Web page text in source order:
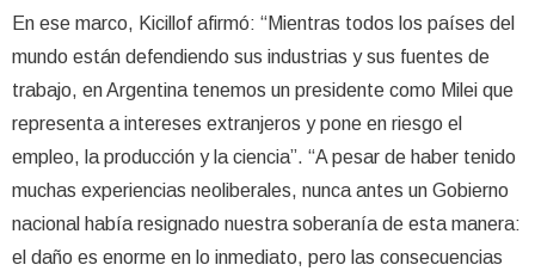
En ese marco, Kicillof afirmó: “Mientras todos los países del
mundo están defendiendo sus industrias y sus fuentes de
trabajo, en Argentina tenemos un presidente como Milei que
representa a intereses extranjeros y pone en riesgo el
empleo, la producción y la ciencia”. “A pesar de haber tenido
muchas experiencias neoliberales, nunca antes un Gobierno
nacional había resignado nuestra soberanía de esta manera:
el daño es enorme en lo inmediato, pero las consecuencias